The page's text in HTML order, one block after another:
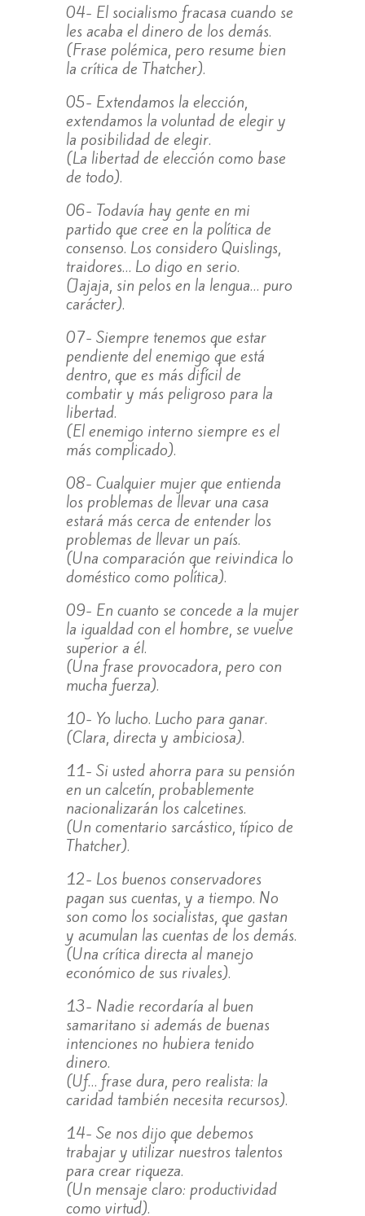
04- El socialismo fracasa cuando se
les acaba el dinero de los demás.
(Frase polémica, pero resume bien
la crítica de Thatcher).
05- Extendamos la elección,
extendamos la voluntad de elegir y
la posibilidad de elegir.
(La libertad de elección como base
de todo).
06- Todavía hay gente en mi
partido que cree en la política de
consenso. Los considero Quislings,
traidores… Lo digo en serio.
(Jajaja, sin pelos en la lengua… puro
carácter).
07- Siempre tenemos que estar
pendiente del enemigo que está
dentro, que es más difícil de
combatir y más peligroso para la
libertad.
(El enemigo interno siempre es el
más complicado).
08- Cualquier mujer que entienda
los problemas de llevar una casa
estará más cerca de entender los
problemas de llevar un país.
(Una comparación que reivindica lo
doméstico como política).
09- En cuanto se concede a la mujer
la igualdad con el hombre, se vuelve
superior a él.
(Una frase provocadora, pero con
mucha fuerza).
10- Yo lucho. Lucho para ganar.
(Clara, directa y ambiciosa).
11- Si usted ahorra para su pensión
en un calcetín, probablemente
nacionalizarán los calcetines.
(Un comentario sarcástico, típico de
Thatcher).
12- Los buenos conservadores
pagan sus cuentas, y a tiempo. No
son como los socialistas, que gastan
y acumulan las cuentas de los demás.
(Una crítica directa al manejo
económico de sus rivales).
13- Nadie recordaría al buen
samaritano si además de buenas
intenciones no hubiera tenido
dinero.
(Uf… frase dura, pero realista: la
caridad también necesita recursos).
14- Se nos dijo que debemos
trabajar y utilizar nuestros talentos
para crear riqueza.
(Un mensaje claro: productividad
como virtud).